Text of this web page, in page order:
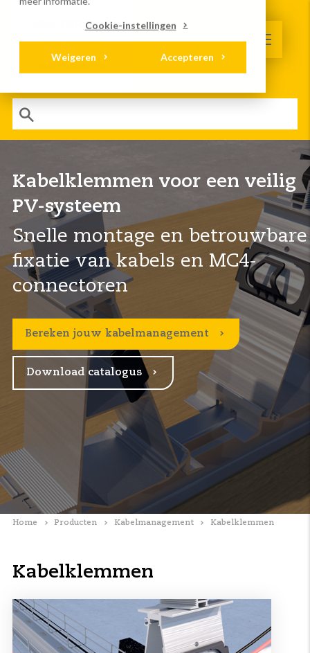
Cookie-instellingen
Accepteren
Weigeren
Kabelklemmen voor een veilig
PV-systeem
Snelle montage en betrouwbare
fixatie van kabels en MC4-
connectoren
Bereken jouw kabelmanagement
Download catalogus
Home Producten Kabelmanagement Kabelklemmen
Kabelklemmen